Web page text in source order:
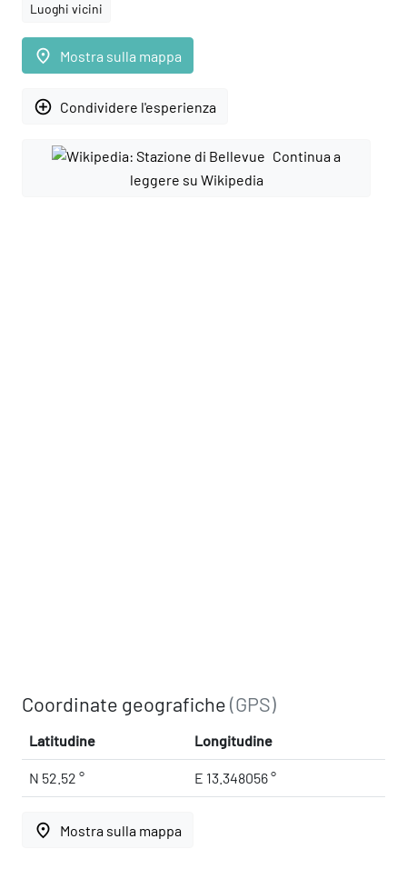
Luoghi vicini
place Mostra sulla mappa
add_circle_outline Condividere l'esperienza
Continua a
leggere su Wikipedia
Coordinate geografiche(GPS)
Latitudine Longitudine
N 52.52 ° E 13.348056 °
place Mostra sulla mappa